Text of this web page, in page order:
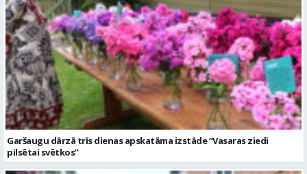
Garšaugu dārzā trīs dienas apskatāma izstāde “Vasaras ziedi
pilsētai svētkos”